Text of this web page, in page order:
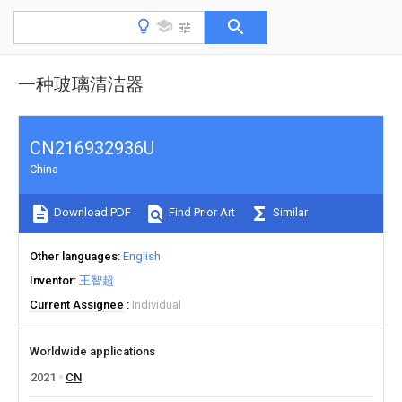
一种玻璃清洁器
CN216932936U
China
Download PDF Find Prior Art Similar
Other languages English
Inventor 王智超
Current Assignee
Individual
Worldwide applications
2021
CN